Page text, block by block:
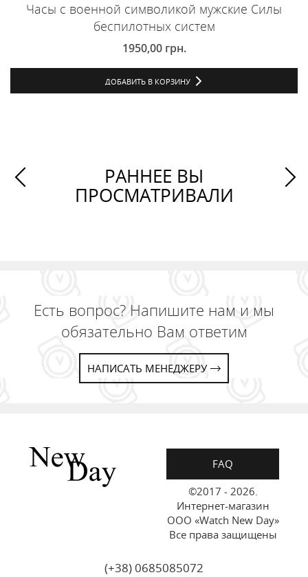
Часы с военной символикой мужские Силы
беспилотных систем
1950,00 грн.
ДОБАВИТЬ В КОРЗИНУ
РАННЕЕ ВЫ
ПРОСМАТРИВАЛИ
Есть вопрос? Напишите нам и мы
обязательно Вам ответим
НАПИСАТЬ МЕНЕДЖЕРУ
FAQ
©2017 - 2026.
Интернет-магазин
ООО «Watch New Day»
Все права защищены
(+38) 0685085072